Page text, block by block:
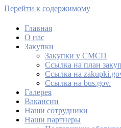
Перейти к содержимому
МАУ Комбинат питания
Главная
О нас
Закупки
Закупки у СМСП
Cсылка на план
Cсылка на
Ссылка на bus.gov.
Галерея
Вакансии
Наши сотрудники
Наши партнеры